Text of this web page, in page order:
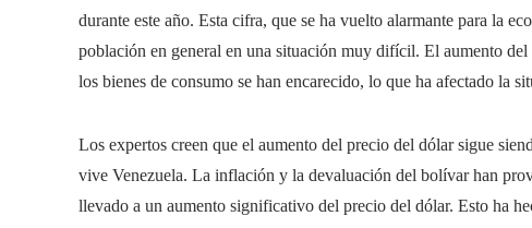
durante este año. Esta cifra, que se ha vuelto alarmante para la
población en general en una situación muy difícil. El aumento
los bienes de consumo se han encarecido, lo que ha afectado la
Los expertos creen que el aumento del precio del dólar sigue
vive Venezuela. La inflación y la devaluación del bolívar han
llevado a un aumento significativo del precio del dólar. Esto ha